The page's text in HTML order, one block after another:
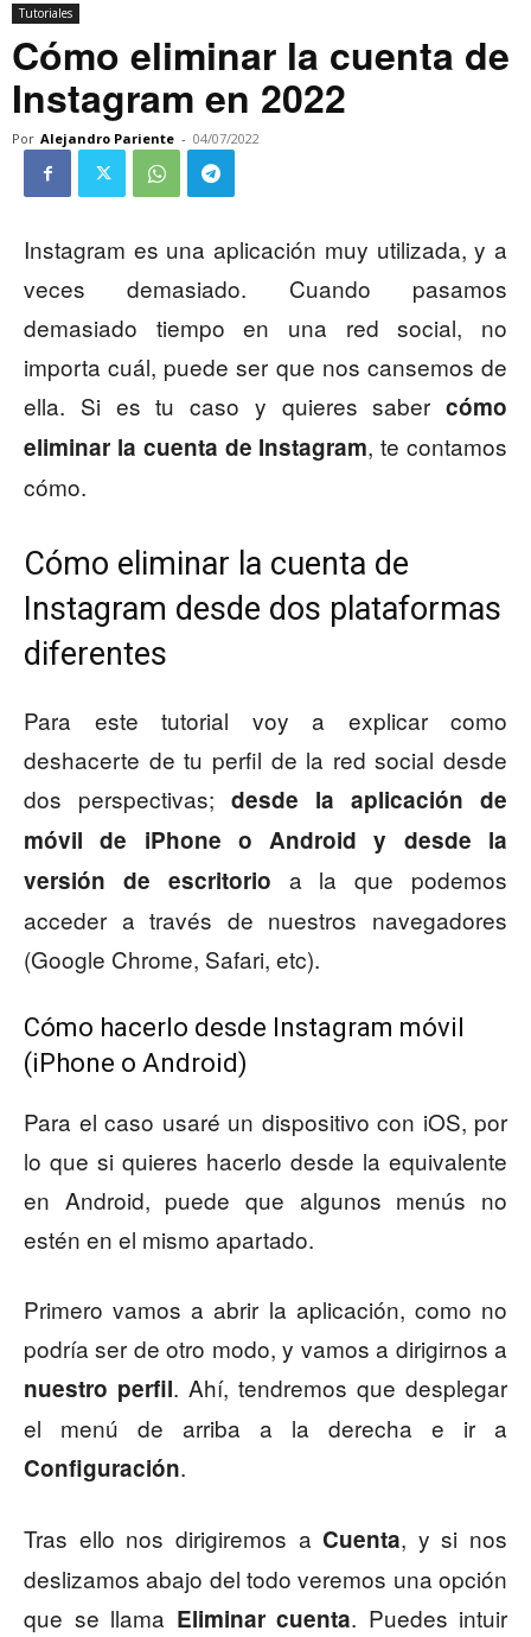
Tutoriales
Cómo eliminar la cuenta de
Instagram en 2022
Por Alejandro Pariente - 04/07/2022
Instagram es una aplicación muy utilizada, y a
veces demasiado. Cuando pasamos
demasiado tiempo en una red social, no
importa cuál, puede ser que nos cansemos de
ella. Si es tu caso y quieres saber cómo
eliminar la cuenta de Instagram, te contamos
cómo.
Cómo eliminar la cuenta de
Instagram desde dos plataformas
diferentes
Para este tutorial voy a explicar como
deshacerte de tu perfil de la red social desde
dos perspectivas; desde la aplicación de
móvil de iPhone o Android y desde la
versión de escritorio a la que podemos
acceder a través de nuestros navegadores
(Google Chrome, Safari, etc).
Cómo hacerlo desde Instagram móvil
(iPhone o Android)
Para el caso usaré un dispositivo con iOS, por
lo que si quieres hacerlo desde la equivalente
en Android, puede que algunos menús no
estén en el mismo apartado.
Primero vamos a abrir la aplicación, como no
podría ser de otro modo, y vamos a dirigirnos a
nuestro perfil. Ahí, tendremos que desplegar
el menú de arriba a la derecha e ir a
Configuración.
Tras ello nos dirigiremos a Cuenta, y si nos
deslizamos abajo del todo veremos una opción
que se llama Eliminar cuenta. Puedes intuir